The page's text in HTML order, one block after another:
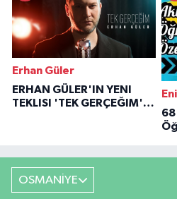
Erhan Güler
ERHAN GÜLER'IN YENI
TEKLISI 'TEK GERÇEĞIM'LE
68
OSMANİYE